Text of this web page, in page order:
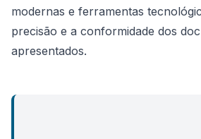
modernas e ferramentas
precisão e a conformidade dos
apresentados.